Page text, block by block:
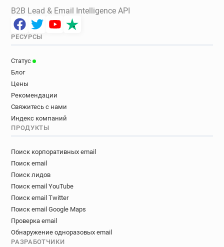
B2B Lead & Email Intelligence API
РЕСУРСЫ
Статус
Блог
Цены
Рекомендации
Свяжитесь с нами
Индекс компаний
ПРОДУКТЫ
Поиск корпоративных email
Поиск email
Поиск лидов
Поиск email YouTube
Поиск email Twitter
Поиск email Google Maps
Проверка email
Обнаружение одноразовых email
РАЗРАБОТЧИКИ